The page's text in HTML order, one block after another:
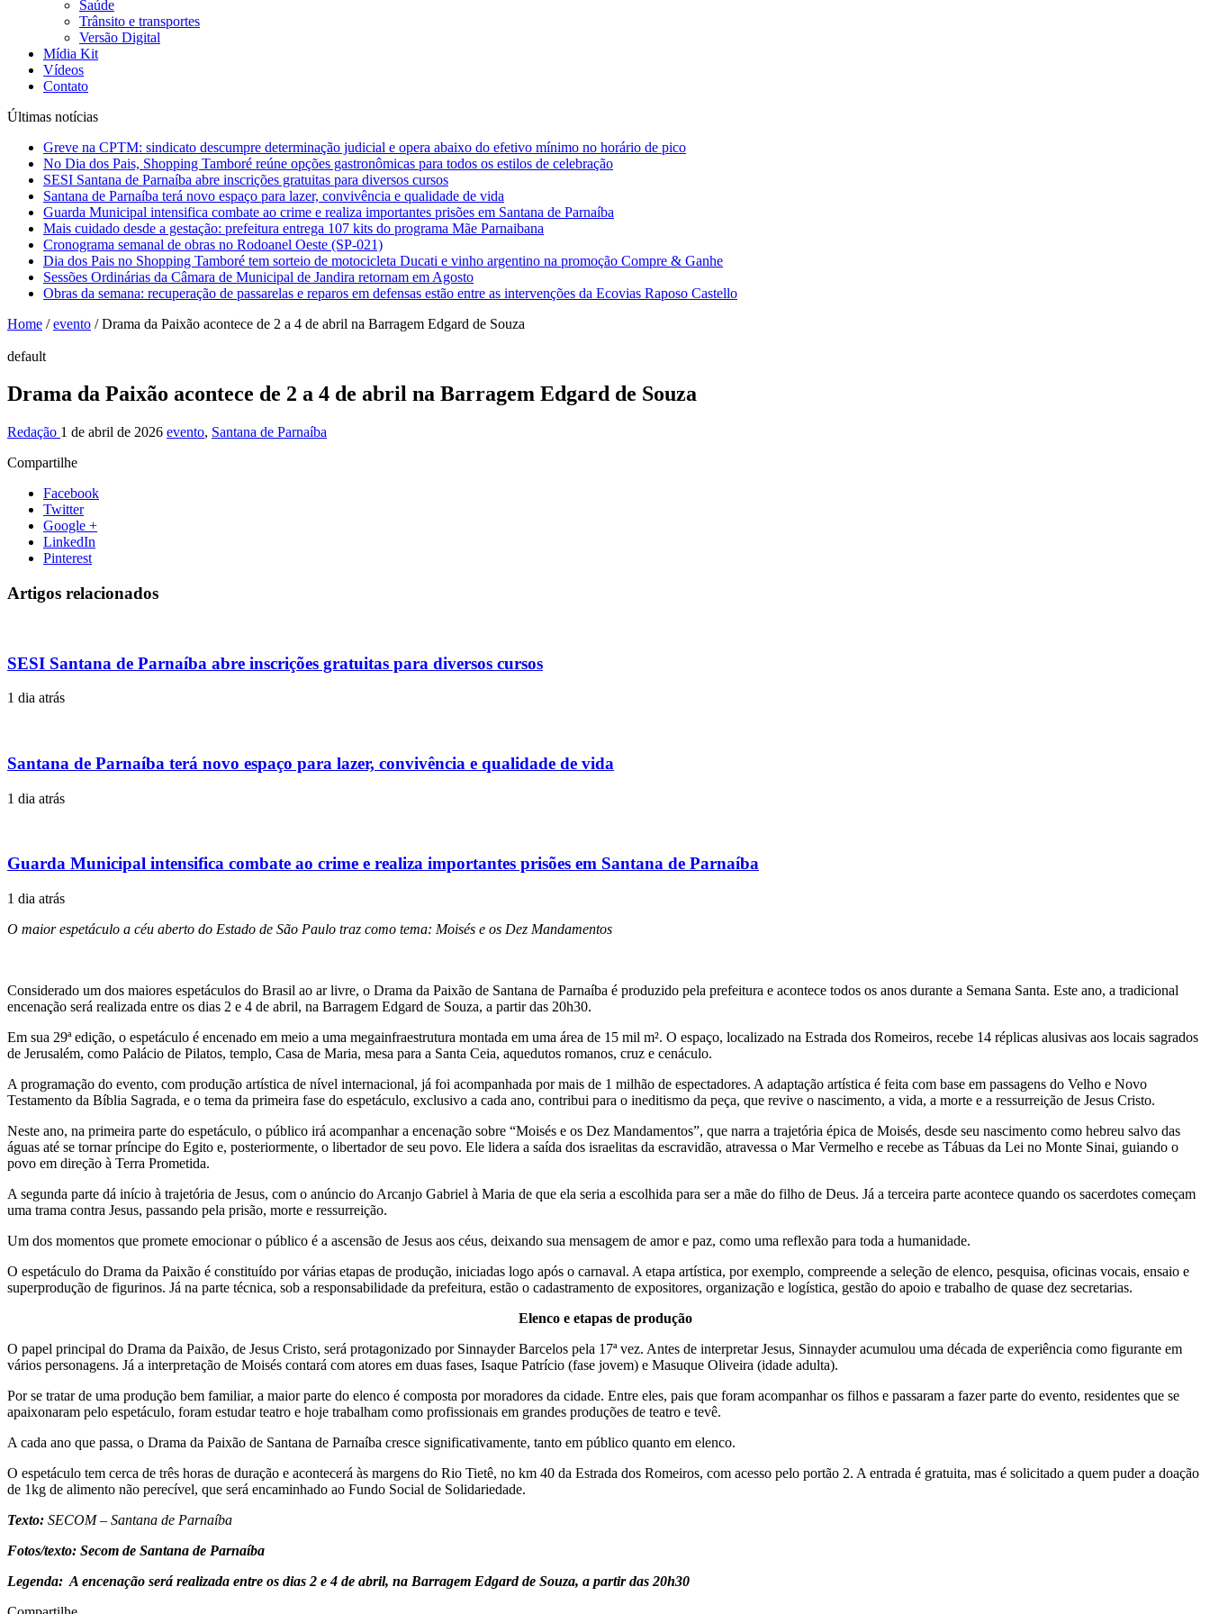
Saúde
Trânsito e transportes
Versão Digital
Mídia Kit
Vídeos
Contato
Últimas notícias
Greve na CPTM: sindicato descumpre determinação judicial e opera abaixo do efetivo mínimo no horário de pico
No Dia dos Pais, Shopping Tamboré reúne opções gastronômicas para todos os estilos de celebração
SESI Santana de Parnaíba abre inscrições gratuitas para diversos cursos
Santana de Parnaíba terá novo espaço para lazer, convivência e qualidade de vida
Guarda Municipal intensifica combate ao crime e realiza importantes prisões em Santana de Parnaíba
Mais cuidado desde a gestação: prefeitura entrega 107 kits do programa Mãe Parnaibana
Cronograma semanal de obras no Rodoanel Oeste (SP-021)
Dia dos Pais no Shopping Tamboré tem sorteio de motocicleta Ducati e vinho argentino na promoção Compre & Ganhe
Sessões Ordinárias da Câmara de Municipal de Jandira retornam em Agosto
Obras da semana: recuperação de passarelas e reparos em defensas estão entre as intervenções da Ecovias Raposo Castello
Home / evento / Drama da Paixão acontece de 2 a 4 de abril na Barragem Edgard de Souza
default
Drama da Paixão acontece de 2 a 4 de abril na Barragem Edgard de Souza
Redação 1 de abril de 2026 evento, Santana de Parnaíba
Compartilhe
Facebook
Twitter
Google +
LinkedIn
Pinterest
Artigos relacionados
SESI Santana de Parnaíba abre inscrições gratuitas para diversos cursos
1 dia atrás
Santana de Parnaíba terá novo espaço para lazer, convivência e qualidade de vida
1 dia atrás
Guarda Municipal intensifica combate ao crime e realiza importantes prisões em Santana de Parnaíba
1 dia atrás
O maior espetáculo a céu aberto do Estado de São Paulo traz como tema: Moisés e os Dez Mandamentos
Considerado um dos maiores espetáculos do Brasil ao ar livre, o Drama da Paixão de Santana de Parnaíba é produzido pela prefeitura e acontece todos os anos durante a Semana Santa. Este ano, a tradicional
encenação será realizada entre os dias 2 e 4 de abril, na Barragem Edgard de Souza, a partir das 20h30.
Em sua 29ª edição, o espetáculo é encenado em meio a uma megainfraestrutura montada em uma área de 15 mil m². O espaço, localizado na Estrada dos Romeiros, recebe 14 réplicas alusivas aos locais sagrados
de Jerusalém, como Palácio de Pilatos, templo, Casa de Maria, mesa para a Santa Ceia, aquedutos romanos, cruz e cenáculo.
A programação do evento, com produção artística de nível internacional, já foi acompanhada por mais de 1 milhão de espectadores. A adaptação artística é feita com base em passagens do Velho e Novo
Testamento da Bíblia Sagrada, e o tema da primeira fase do espetáculo, exclusivo a cada ano, contribui para o ineditismo da peça, que revive o nascimento, a vida, a morte e a ressurreição de Jesus Cristo.
Neste ano, na primeira parte do espetáculo, o público irá acompanhar a encenação sobre “Moisés e os Dez Mandamentos”, que narra a trajetória épica de Moisés, desde seu nascimento como hebreu salvo das
águas até se tornar príncipe do Egito e, posteriormente, o libertador de seu povo. Ele lidera a saída dos israelitas da escravidão, atravessa o Mar Vermelho e recebe as Tábuas da Lei no Monte Sinai, guiando o
povo em direção à Terra Prometida.
A segunda parte dá início à trajetória de Jesus, com o anúncio do Arcanjo Gabriel à Maria de que ela seria a escolhida para ser a mãe do filho de Deus. Já a terceira parte acontece quando os sacerdotes começam
uma trama contra Jesus, passando pela prisão, morte e ressurreição.
Um dos momentos que promete emocionar o público é a ascensão de Jesus aos céus, deixando sua mensagem de amor e paz, como uma reflexão para toda a humanidade.
O espetáculo do Drama da Paixão é constituído por várias etapas de produção, iniciadas logo após o carnaval. A etapa artística, por exemplo, compreende a seleção de elenco, pesquisa, oficinas vocais, ensaio e
superprodução de figurinos. Já na parte técnica, sob a responsabilidade da prefeitura, estão o cadastramento de expositores, organização e logística, gestão do apoio e trabalho de quase dez secretarias.
Elenco e etapas de produção
O papel principal do Drama da Paixão, de Jesus Cristo, será protagonizado por Sinnayder Barcelos pela 17ª vez. Antes de interpretar Jesus, Sinnayder acumulou uma década de experiência como figurante em
vários personagens. Já a interpretação de Moisés contará com atores em duas fases, Isaque Patrício (fase jovem) e Masuque Oliveira (idade adulta).
Por se tratar de uma produção bem familiar, a maior parte do elenco é composta por moradores da cidade. Entre eles, pais que foram acompanhar os filhos e passaram a fazer parte do evento, residentes que se
apaixonaram pelo espetáculo, foram estudar teatro e hoje trabalham como profissionais em grandes produções de teatro e tevê.
A cada ano que passa, o Drama da Paixão de Santana de Parnaíba cresce significativamente, tanto em público quanto em elenco.
O espetáculo tem cerca de três horas de duração e acontecerá às margens do Rio Tietê, no km 40 da Estrada dos Romeiros, com acesso pelo portão 2. A entrada é gratuita, mas é solicitado a quem puder a doação
de 1kg de alimento não perecível, que será encaminhado ao Fundo Social de Solidariedade.
Texto: SECOM – Santana de Parnaíba
Fotos/texto: Secom de Santana de Parnaíba
Legenda: A encenação será realizada entre os dias 2 e 4 de abril, na Barragem Edgard de Souza, a partir das 20h30